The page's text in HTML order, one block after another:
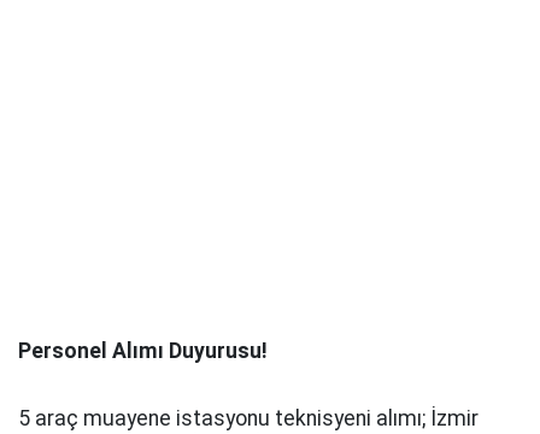
Personel Alımı Duyurusu!
5 araç muayene istasyonu teknisyeni alımı; İzmir